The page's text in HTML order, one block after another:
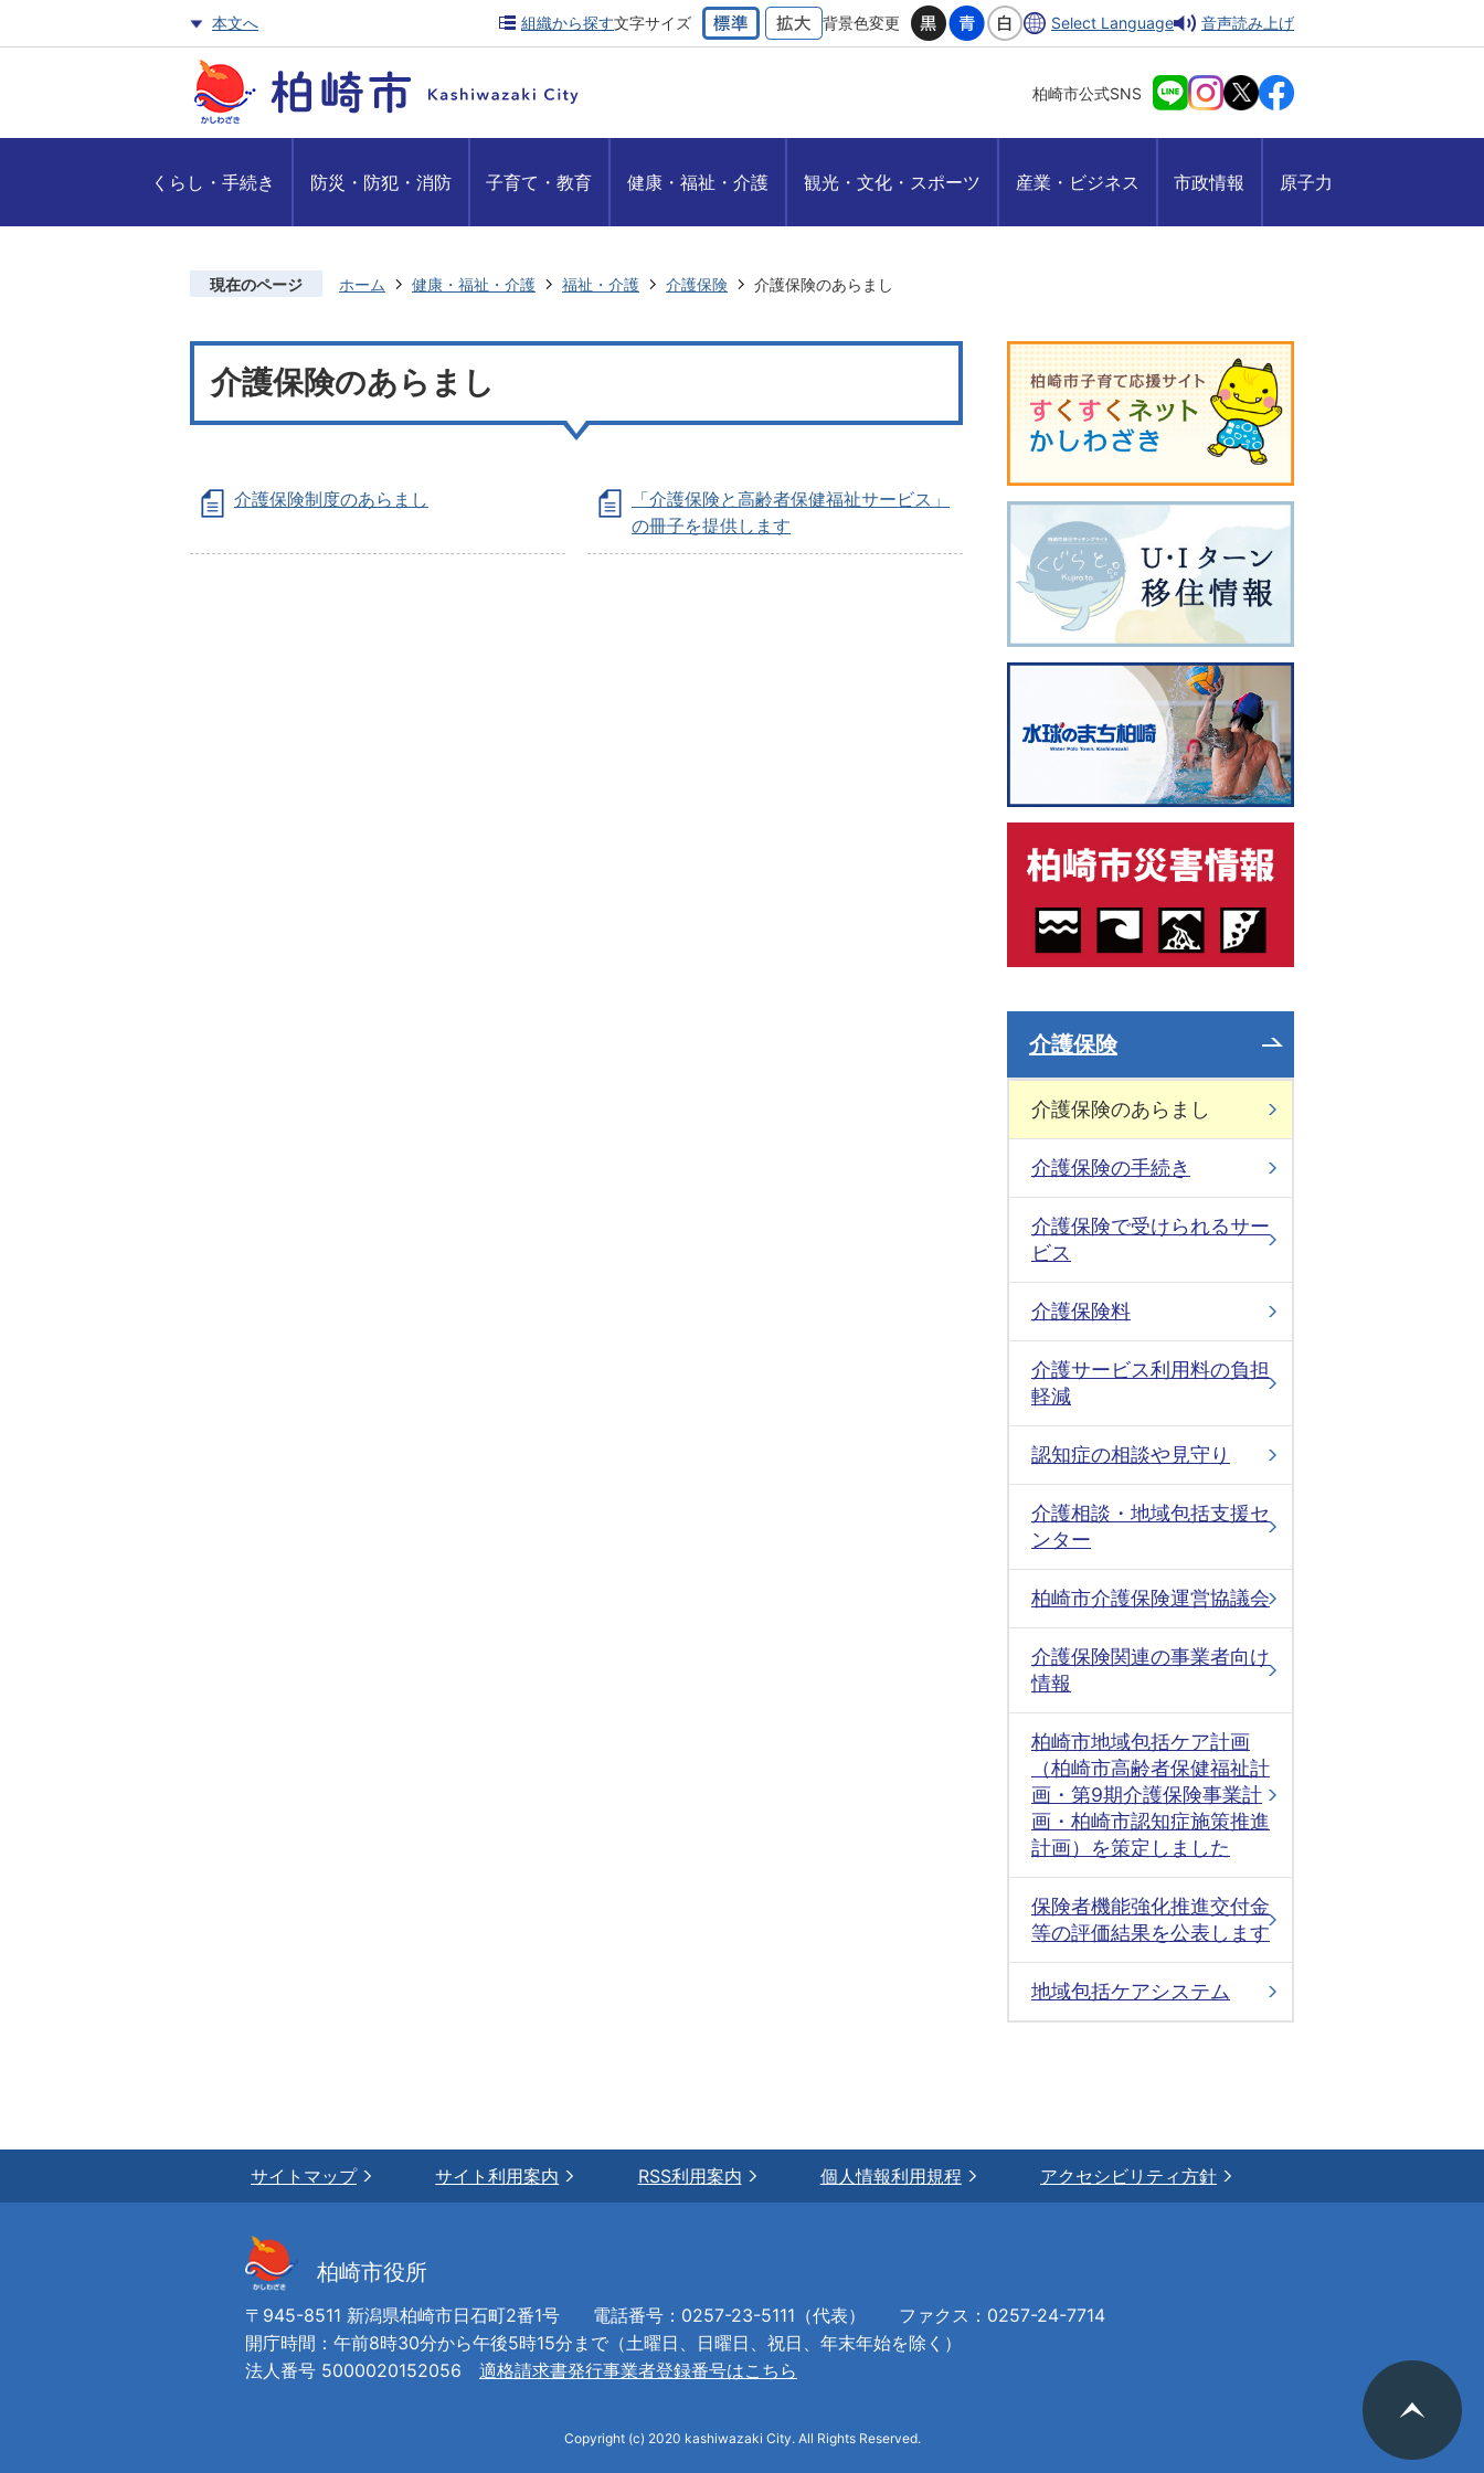
本文へ 組織から探す文字サイズ 背景色変更 Select Language 音声読み上げ
柏崎市公式SNS
くらし・手続き 防災・防犯・消防 子育て・教育 健康・福祉・介護 観光・文化・スポーツ 産業・ビジネス 市政情報 原子力
現在のページ ホーム 健康・福祉・介護 福祉・介護 介護保険 介護保険のあらまし
介護保険のあらまし
介護保険制度のあらまし
「介護保険と高齢者保健福祉サービス」
の冊子を提供します
介護保険
介護保険のあらまし
介護保険の手続き
介護保険で受けられるサー
ビス
介護保険料
介護サービス利用料の負担
軽減
認知症の相談や見守り
介護相談・地域包括支援セ
ンター
柏崎市介護保険運営協議会
介護保険関連の事業者向け
情報
柏崎市地域包括ケア計画
（柏崎市高齢者保健福祉計
画・第9期介護保険事業計
画・柏崎市認知症施策推進
計画）を策定しました
保険者機能強化推進交付金
等の評価結果を公表します
地域包括ケアシステム
サイトマップ サイト利用案内 RSS利用案内 個人情報利用規程 アクセシビリティ方針
柏崎市役所
〒945-8511 新潟県柏崎市日石町2番1号 電話番号：0257-23-5111（代表）
ファクス：0257-24-7714
開庁時間：午前8時30分から午後5時15分まで（土曜日、日曜日、祝日、年末年始を除く）
法人番号 5000020152056 適格請求書発行事業者登録番号はこちら
Copyright (c) 2020 kashiwazaki City. All Rights Reserved.